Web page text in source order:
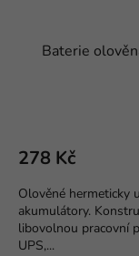
Baterie
278 Kč
Olověné hermeticky
akumulátory.
libovolnou pracovní
UPS,...